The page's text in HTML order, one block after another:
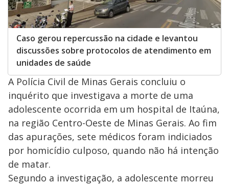
Caso gerou repercussão na cidade e levantou
discussões sobre protocolos de atendimento em
unidades de saúde
A Polícia Civil de Minas Gerais concluiu o
inquérito que investigava a morte de uma
adolescente ocorrida em um hospital de Itaúna,
na região Centro-Oeste de Minas Gerais. Ao fim
das apurações, sete médicos foram indiciados
por homicídio culposo, quando não há intenção
de matar.
Segundo a investigação, a adolescente morreu